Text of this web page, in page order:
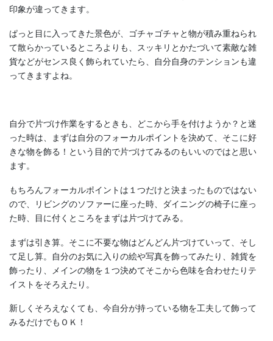
印象が違ってきます。
ぱっと目に入ってきた景色が、ゴチャゴチャと物が積み重ねられ
て散らかっているところよりも、スッキリとかたづいて素敵な雑
貨などがセンス良く飾られていたら、自分自身のテンションも違
ってきますよね。
自分で片づけ作業をするときも、どこから手を付けようか？と迷
った時は、まずは自分のフォーカルポイントを決めて、そこに好
きな物を飾る！という目的で片づけてみるのもいいのではと思い
ます。
もちろんフォーカルポイントは１つだけと決まったものではない
ので、リビングのソファーに座った時、ダイニングの椅子に座っ
た時、目に付くところをまずは片づけてみる。
まずは引き算。そこに不要な物はどんどん片づけていって、そし
て足し算。自分のお気に入りの絵や写真を飾ってみたり、雑貨を
飾ったり、メインの物を１つ決めてそこから色味を合わせたりテ
イストをそろえたり。
新しくそろえなくても、今自分が持っている物を工夫して飾って
みるだけでもＯＫ！